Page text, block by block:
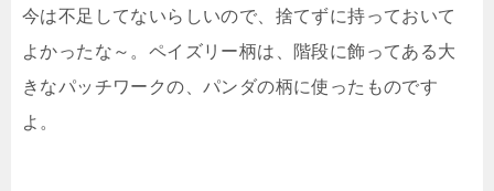
今は不足してないらしいので、捨てずに持っておいて
よかったな～。ペイズリー柄は、階段に飾ってある大
きなパッチワークの、パンダの柄に使ったものです
よ。